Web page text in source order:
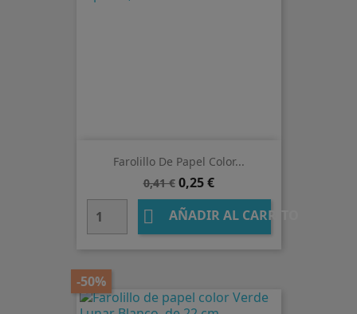
Farolillo De Papel Color...
Precio
base
0,41 € Precio
0,25 €
 AÑADIR AL CARRITO
-50%